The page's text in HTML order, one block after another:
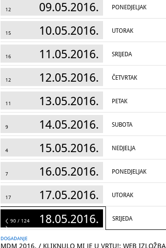
12 09.05.2016. PONEDJELJAK
15 10.05.2016. UTORAK
16 11.05.2016. SRIJEDA
12 12.05.2016. ČETVRTAK
11 13.05.2016. PETAK
9 14.05.2016. SUBOTA
4 15.05.2016. NEDJELJA
7 16.05.2016. PONEDJELJAK
17 17.05.2016. UTORAK
124 18.05.2016. SRIJEDA
90 / 124
DOGADANJE
MDM 2016. / KLIKNULO MI JE U VRTU!: WEB IZLOŽBA